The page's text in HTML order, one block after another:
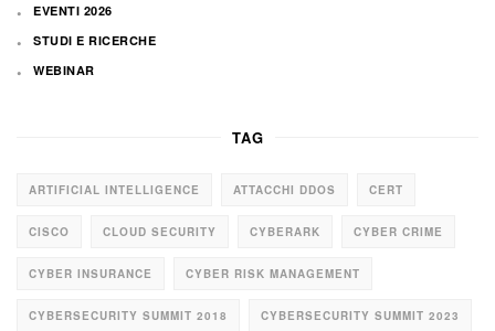
EVENTI 2026
STUDI E RICERCHE
WEBINAR
TAG
ARTIFICIAL INTELLIGENCE ATTACCHI DDOS CERT
CISCO CLOUD SECURITY CYBERARK CYBER CRIME
CYBER INSURANCE CYBER RISK MANAGEMENT
CYBERSECURITY SUMMIT 2018 CYBERSECURITY SUMMIT 2023